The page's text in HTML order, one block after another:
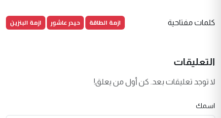
كلمات مفتاحية ازمة الطاقة حيدر عاشور ازمة البنزين
التعليقات
لا توجد تعليقات بعد. كن أول من يعلق!
اسمك